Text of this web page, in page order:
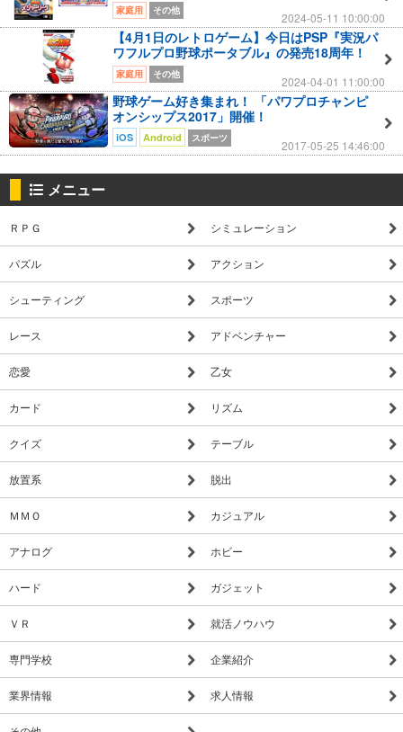
家庭用 その他 2024-05-11 10:00:00
【4月1日のレトロゲーム】今日はPSP『実況パ
ワフルプロ野球ポータブル』の発売18周年！
家庭用 その他 2024-04-01 11:00:00
野球ゲーム好き集まれ！ 「パワプロチャンピ
オンシップス2017」開催！
iOS Android スポーツ 2017-05-25 14:46:00
メニュー
ＲＰＧ シミュレーション
パズル アクション
シューティング スポーツ
レース アドベンチャー
恋愛 乙女
カード リズム
クイズ テーブル
放置系 脱出
ＭＭＯ カジュアル
アナログ ホビー
ハード ガジェット
ＶＲ 就活ノウハウ
専門学校 企業紹介
業界情報 求人情報